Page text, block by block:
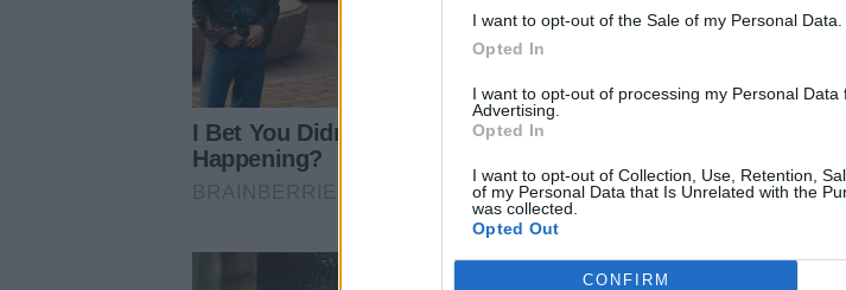
I want to opt-out of the Sale of my Personal Data.
Opted In
I want to opt-out of processing my Personal Data
Advertising.
Opted In
I want to opt-out of Collection, Use, Retention,
of my Personal Data that Is Unrelated with the
was collected.
Opted Out
CONFIRM